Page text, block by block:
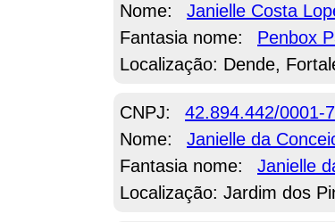
Nome:
Janielle Costa
Fantasia nome:
Penbox
Localização: Dende,
CNPJ: 42.894.442/0001-
Nome:
Janielle da
Fantasia nome:
Janielle
Localização: Jardim dos